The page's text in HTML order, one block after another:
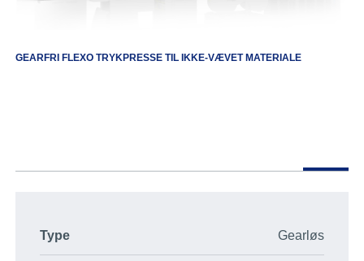
GEARFRI FLEXO TRYKPRESSE TIL IKKE-VÆVET MATERIALE
Type Gearløs